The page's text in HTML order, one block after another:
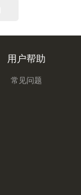
用户帮助
常见问题